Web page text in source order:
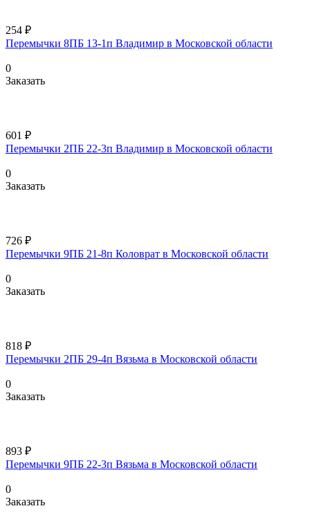
254 ₽
Перемычки 8ПБ 13-1п Владимир в Московской области
0
Заказать
601 ₽
Перемычки 2ПБ 22-3п Владимир в Московской области
0
Заказать
726 ₽
Перемычки 9ПБ 21-8п Коловрат в Московской области
0
Заказать
818 ₽
Перемычки 2ПБ 29-4п Вязьма в Московской области
0
Заказать
893 ₽
Перемычки 9ПБ 22-3п Вязьма в Московской области
0
Заказать